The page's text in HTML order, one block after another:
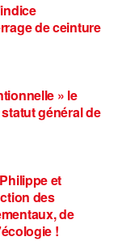
de ceinture
» le
général de
et
des
de
!